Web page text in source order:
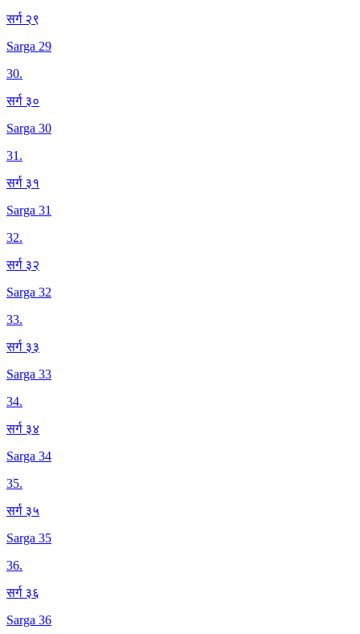
सर्ग २९
Sarga 29
30.
सर्ग ३०
Sarga 30
31.
सर्ग ३१
Sarga 31
32.
सर्ग ३२
Sarga 32
33.
सर्ग ३३
Sarga 33
34.
सर्ग ३४
Sarga 34
35.
सर्ग ३५
Sarga 35
36.
सर्ग ३६
Sarga 36